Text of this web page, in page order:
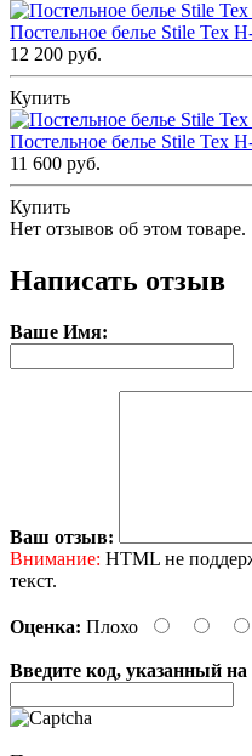
Постельное белье Stile Tex
12 200 руб.
Купить
Постельное белье Stile Tex
11 600 руб.
Купить
Нет отзывов об этом товаре.
Написать отзыв
Ваше Имя:
Ваш отзыв:
Внимание: HTML не
текст.
Оценка: Плохо
Введите код, указанный на